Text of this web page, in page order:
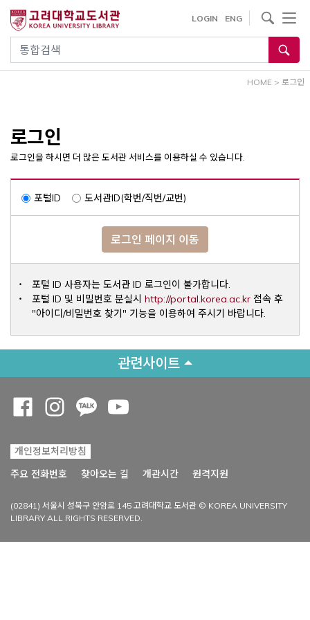
건
통합검색
LOGIN ENG
사이트내 검색
HOME > 로그인
로그인
로그인을 하시면 더 많은 도서관 서비스를 이용하실 수 있습니다.
포털ID 도서관ID(학번/직번/교번)
로그인 페이지 이동
포털 ID 사용자는 도서관 ID 로그인이 불가합니다.
포털 ID 및 비밀번호 분실시 http://portal.korea.ac.krOpens a
접속 후
"아이디/비밀번호 찾기" 기능을 이용하여 주시기 바랍니다.
관련사이트
개인정보처리방침
주요 전화번호
찾아오는 길 개관시간 원격지원
(02841) 서울시 성북구 안암로 145 고려대학교 도서관 © KOREA UNIVERSITY
LIBRARY ALL RIGHTS RESERVED.
Opens a new window
Opens a new window
Opens a new window